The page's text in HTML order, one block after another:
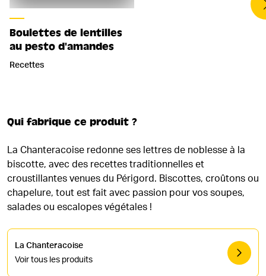
Boulettes de lentilles
au pesto d'amandes
Recettes
Qui fabrique ce produit ?
La Chanteracoise redonne ses lettres de noblesse à la
biscotte, avec des recettes traditionnelles et
croustillantes venues du Périgord. Biscottes, croûtons ou
chapelure, tout est fait avec passion pour vos soupes,
salades ou escalopes végétales !
La Chanteracoise
Voir tous les produits